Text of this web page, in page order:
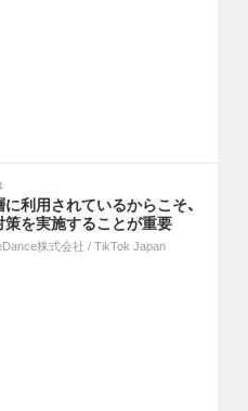
利用されているからこそ、
策を実施することが重要
株式会社 / TikTok Japan